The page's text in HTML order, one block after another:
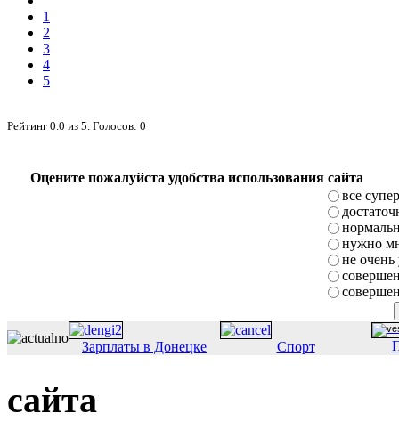
1
2
3
4
5
Рейтинг 0.0 из 5 . Голосов: 0
Оцените пожалуйста удобства использования сайта
все супер
нужно
не очень
Зарплаты в Донецке Спорт
сайта